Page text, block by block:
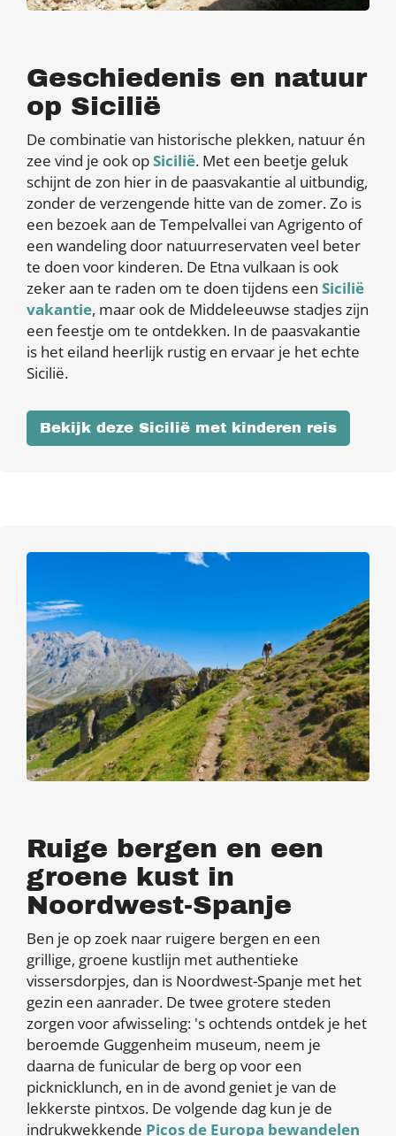
Geschiedenis en natuur
op Sicilië
De combinatie van historische plekken, natuur én
zee vind je ook opSicilië. Met een beetje geluk
schijnt de zon hier in de paasvakantie al uitbundig,
zonder de verzengende hitte van de zomer. Zo is
een bezoek aan de Tempelvallei van Agrigento of
een wandeling door natuurreservaten veel beter
te doen voor kinderen. De Etna vulkaan is ook
zeker aan te raden om te doen tijdens een Sicilië
vakantie, maar ook de Middeleeuwse stadjes zijn
een feestje om te ontdekken. In de paasvakantie
is het eiland heerlijk rustig en ervaar je het echte
Sicilië.
Bekijk deze Sicilië met kinderen reis
Ruige bergen en een
groene kust in
Noordwest-Spanje
Ben je op zoek naar ruigere bergen en een
grillige, groene kustlijn met authentieke
vissersdorpjes, dan is Noordwest-Spanje met het
gezin een aanrader. De twee grotere steden
zorgen voor afwisseling: 's ochtends ontdek je het
beroemde Guggenheim museum, neem je
daarna de funicular de berg op voor een
picknicklunch, en in de avond geniet je van de
lekkerste pintxos. De volgende dag kun je de
indrukwekkende Picos de Europa bewandelen